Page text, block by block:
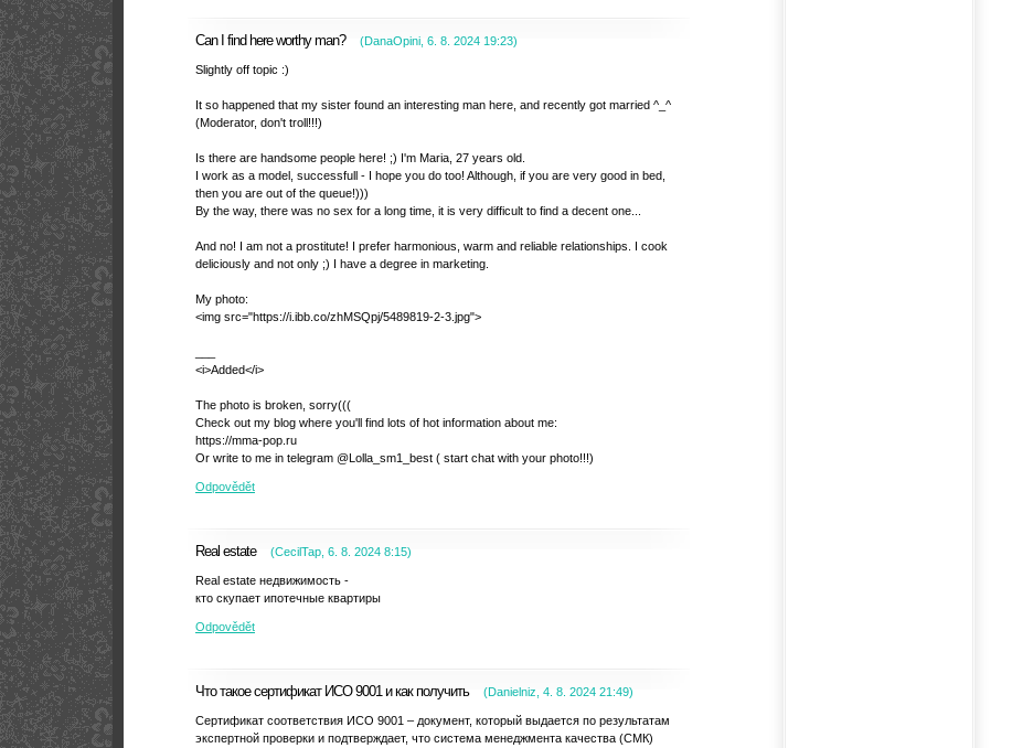
Can I find here worthy man? (DanaOpini 6. 8. 2024 19:23)
Slightly off topic :)
It so happened that my sister found an interesting man here, and recently got married ^_^
(Moderator, don't troll!!!)
Is there are handsome people here! ;) I'm Maria, 27 years old.
I work as a model, successfull - I hope you do too! Although, if you are very good in bed,
then you are out of the queue!)))
By the way, there was no sex for a long time, it is very difficult to find a decent one...
And no! I am not a prostitute! I prefer harmonious, warm and reliable relationships. I cook
deliciously and not only ;) I have a degree in marketing.
My photo:
<img src="https://i.ibb.co/zhMSQpj/5489819-2-3.jpg">
<i>Added</i>
The photo is broken, sorry(((
Check out my blog where you'll find lots of hot information about me:
https://mma-pop.ru
Or write to me in telegram @Lolla_sm1_best ( start chat with your photo!!!)
Odpovědět
Real estate (CecilTap 6. 8. 2024 8:15)
Real estate недвижимость -
кто скупает ипотечные квартиры
Odpovědět
Что такое сертификат ИСО 9001 и как получить (Danielniz 4. 8. 2024 21:49)
Сертификат соответствия ИСО 9001 – документ, который выдается по результатам
экспертной проверки и подтверждает, что система менеджмента качества (СМК)